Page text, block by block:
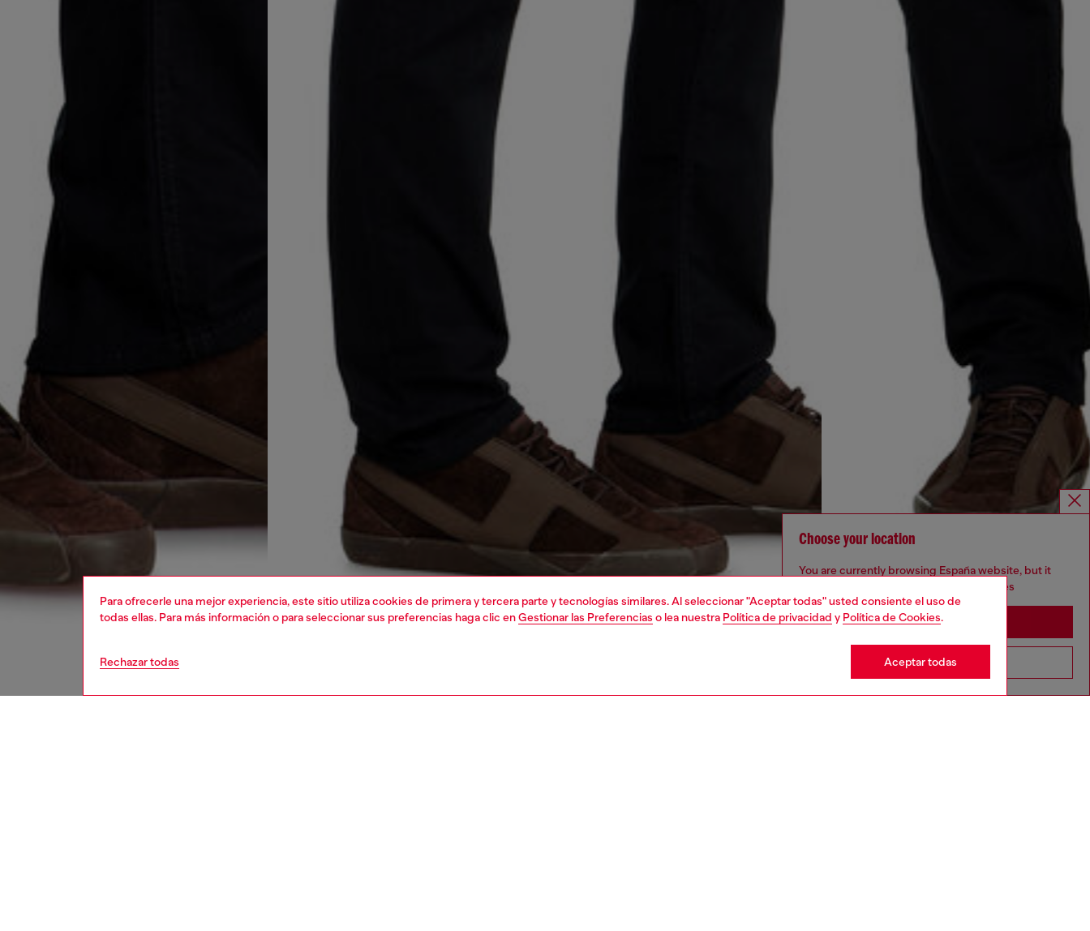
Para ofrecerle una mejor experiencia, este sitio utiliza cookies de primera y tercera parte y tecnologías similares. Al seleccionar "Aceptar todas" usted consiente el uso de
todas ellas. Para más información o para seleccionar sus preferencias haga clic enGestionar las Preferencias o lea nuestra Política de privacidad y Política de Cookies.
Rechazar todas Aceptar todas
Choose your location
You are currently browsing España website, but it
seems you may be based in United States
Stay in España
Go to United States